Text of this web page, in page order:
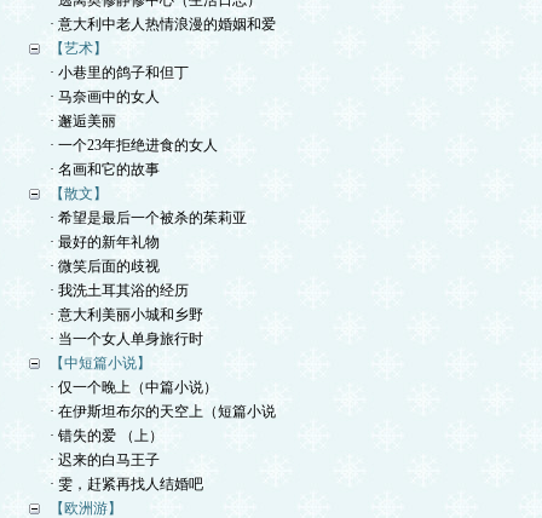
· 意大利中老人热情浪漫的婚姻和爱
【艺术】
· 小巷里的鸽子和但丁
· 马奈画中的女人
· 邂逅美丽
· 一个23年拒绝进食的女人
· 名画和它的故事
【散文】
· 希望是最后一个被杀的茱莉亚
· 最好的新年礼物
· 微笑后面的歧视
· 我洗土耳其浴的经历
· 意大利美丽小城和乡野
· 当一个女人单身旅行时
【中短篇小说】
· 仅一个晚上（中篇小说）
· 在伊斯坦布尔的天空上（短篇小说
· 错失的爱 （上）
· 迟来的白马王子
· 雯，赶紧再找人结婚吧
【欧洲游】